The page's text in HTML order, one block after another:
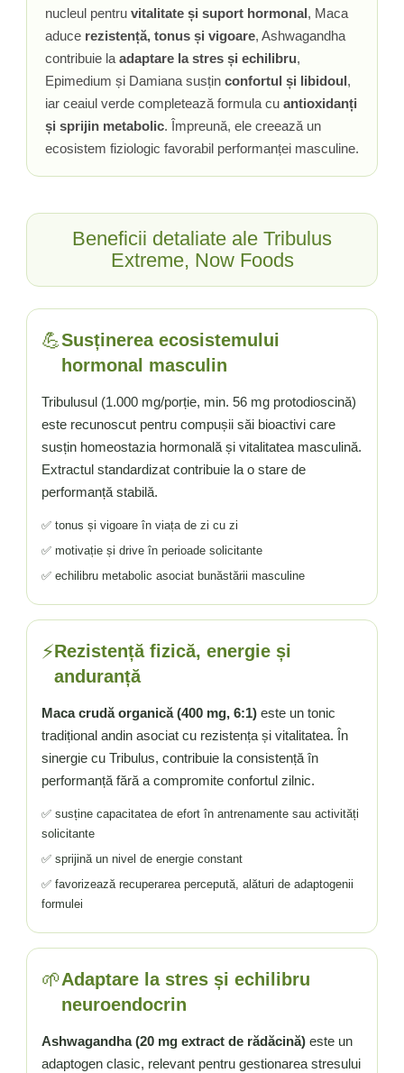
Tiamina (Vitamina B1)
Tirozina
Tribulus (Coltii Babei)
Triptofan
Turmeric (Curcumin)
Ulei Seminte Dovleac (Pumpkin)
Ulm Alunecos (Slippery Elm)
Urzica (Stinging Nettle)
Usturoi (Garlic)
Valeriana
Vitamina B12 (Cobalamina)
Vitamina C
Vitamina D
Wormwood (Artemisia)
nucleul pentru vitalitate și suport hormonal, Maca
aduce rezistență, tonus și vigoare, Ashwagandha
contribuie la adaptare la stres și echilibru,
Epimedium și Damiana susțin confortul și libidoul,
iar ceaiul verde completează formula cu antioxidanți
și sprijin metabolic. Împreună, ele creează un
ecosistem fiziologic favorabil performanței masculine.
Beneficii detaliate ale Tribulus
Extreme, Now Foods
💪Susținerea ecosistemului
hormonal masculin
Tribulusul (1.000 mg/porție, min. 56 mg protodioscină)
este recunoscut pentru compușii săi bioactivi care
susțin homeostazia hormonală și vitalitatea masculină.
Extractul standardizat contribuie la o stare de
performanță stabilă.
✅ tonus și vigoare în viața de zi cu zi
✅ motivație și drive în perioade solicitante
✅ echilibru metabolic asociat bunăstării masculine
⚡Rezistență fizică, energie și
anduranță
Maca crudă organică (400 mg, 6:1) este un tonic
tradițional andin asociat cu rezistența și vitalitatea. În
sinergie cu Tribulus, contribuie la consistență în
performanță fără a compromite confortul zilnic.
✅ susține capacitatea de efort în antrenamente sau activități
solicitante
✅ sprijină un nivel de energie constant
✅ favorizează recuperarea percepută, alături de adaptogenii
formulei
🌱Adaptare la stres și echilibru
neuroendocrin
Ashwagandha (20 mg extract de rădăcină) este un
adaptogen clasic, relevant pentru gestionarea stresului